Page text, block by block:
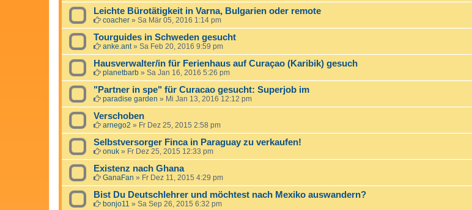
Leichte Bürotätigkeit in Varna, Bulgarien oder remote
coacher » Sa Mär 05, 2016 1:14 pm
Tourguides in Schweden gesucht
anke.ant» Sa Feb 20, 2016 9:59 pm
Hausverwalter/in für Ferienhaus auf Curaçao (Karibik) gesuch
planetbarb » Sa Jan 16, 2016 5:26 pm
"Partner in spe" für Curacao gesucht: Superjob im
paradise garden » Mi Jan 13, 2016 12:12 pm
Verschoben
arnego2 » Fr Dez 25, 2015 2:58 pm
Selbstversorger Finca in Paraguay zu verkaufen!
onuk » Fr Dez 25, 2015 12:33 pm
Existenz nach Ghana
GanaFan » Fr Dez 11, 2015 4:29 pm
Bist Du Deutschlehrer und möchtest nach Mexiko auswandern?
bonjo11 » Sa Sep 26, 2015 6:32 pm